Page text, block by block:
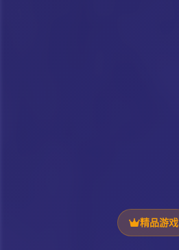
精品游戏